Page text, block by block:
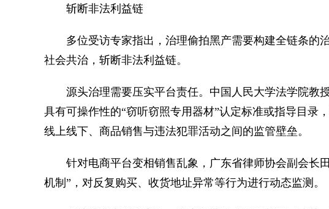
斩断非法利益链
多位受访专家指出，治理偷拍黑产需要构建全链条的
社会共治，斩断非法利益链。
源头治理需要压实平台责任。中国人民大学法学院教
具有可操作性的“窃听窃照专用器材”认定标准或指导目录
线上线下、商品销售与违法犯罪活动之间的监管壁垒。
针对电商平台变相销售乱象，广东省律师协会副会长
机制”，对反复购买、收货地址异常等行为进行动态监测。